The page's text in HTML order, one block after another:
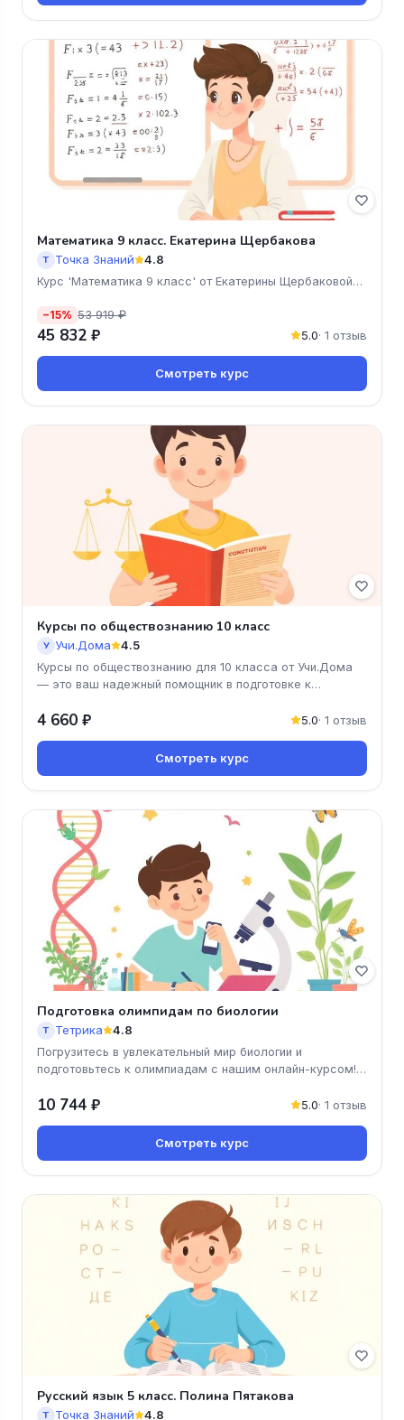
Математика 9 класс. Екатерина Щербакова
Т Точка Знаний 4.8
Курс 'Математика 9 класс' от Екатерины Щербаковой
−15% 53 919 ₽
45 832 ₽ 5.0· 1 отзыв
Смотреть курс
Курсы по обществознанию 10 класс
У Учи.Дома 4.5
Курсы по обществознанию для 10 класса от Учи.Дома
— это ваш надежный помощник в подготовке к
4 660 ₽ 5.0· 1 отзыв
Смотреть курс
Подготовка олимпидам по биологии
Т Тетрика 4.8
Погрузитесь в увлекательный мир биологии и
подготовьтесь к олимпиадам с нашим онлайн-курсом!
10 744 ₽ 5.0· 1 отзыв
Смотреть курс
Русский язык 5 класс. Полина Пятакова
Т Точка Знаний 4.8